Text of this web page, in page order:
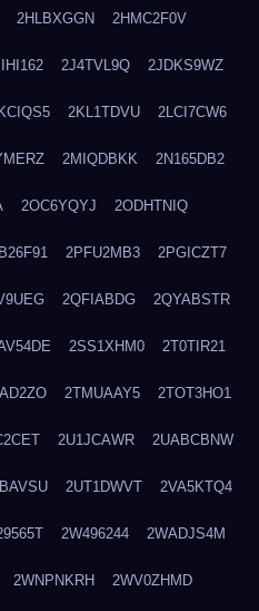
2HLBXGGN 2HMC2F0V
2J4TVL9Q 2JDKS9WZ
2KL1TDVU 2LCI7CW6
2MIQDBKK 2N165DB2
2OC6YQYJ 2ODHTNIQ
2PFU2MB3 2PGICZT7
2QFIABDG 2QYABSTR
2SS1XHM0 2T0TIR21
2TMUAAY5 2TOT3HO1
2U1JCAWR 2UABCBNW
2UT1DWVT 2VA5KTQ4
2W496244 2WADJS4M
2WNPNKRH 2WV0ZHMD